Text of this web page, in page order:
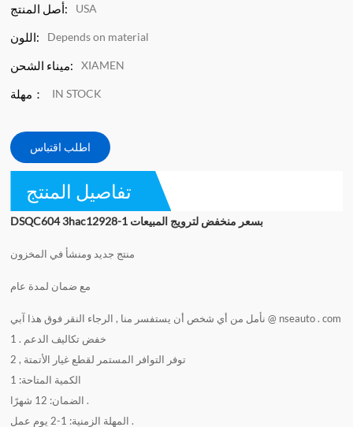
أصل المنتج: USA
اللون: Depends on material
ميناء الشحن: XIAMEN
مهلة： IN STOCK
اطلب اقتباس
تفاصيل المنتج
DSQC604 3hac12928-1 بسعر منخفض لترويج المبيعات
منتج جديد ومنشأ في المخزون
مع ضمان لمدة عام
نأمل من أي شخص أن يستفسر منا , الرجاء النقر فوق هذا آبي @ nseauto . com
1 . خفض تكاليف الدعم
2 , توفر التوافر المستمر لقطع غيار الأتمتة
الكمية المتاحة: 1
الضمان: 12 شهرًا .
المهلة الزمنية: 1-2 يوم عمل .